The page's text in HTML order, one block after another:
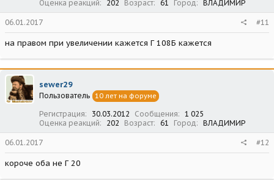
Оценка реакций
202 Возраст 61 Город ВЛАДИМИР
06.01.2017 #11
на правом при увеличении кажется Г 108Б кажется
sewer29
Пользователь 10 лет на форуме
Регистрация 30.03.2012 Сообщения
1 025
Оценка реакций
202 Возраст 61 Город ВЛАДИМИР
06.01.2017 #12
короче оба не Г 20